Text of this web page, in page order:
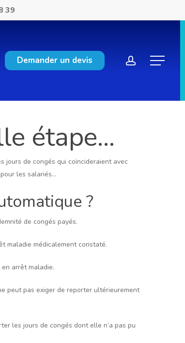
39
Demander un devis account
Menu
étape…
jours de congés qui coïncideraient avec
les salariés…
?
de congés payés.
maladie médicalement constaté.
arrêt maladie.
peut pas exiger de reporter ultérieurement
les jours de congés dont elle n’a pas pu